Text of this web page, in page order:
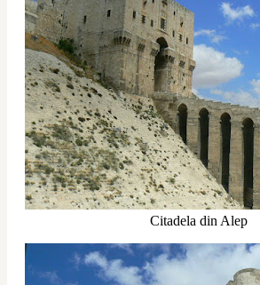
Citadela din Alep